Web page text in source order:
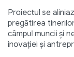
Proiectul se
pregătirea
câmpul muncii și
inovației și